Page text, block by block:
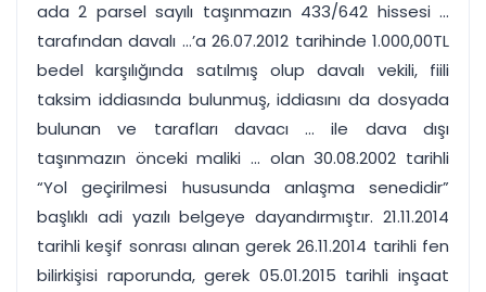
ada 2 parsel sayılı taşınmazın 433/642 hissesi ...
tarafından davalı ...’a 26.07.2012 tarihinde 1.000,00TL
bedel karşılığında satılmış olup davalı vekili, fiili
taksim iddiasında bulunmuş, iddiasını da dosyada
bulunan ve tarafları davacı ... ile dava dışı
taşınmazın önceki maliki ... olan 30.08.2002 tarihli
“Yol geçirilmesi hususunda anlaşma senedidir”
başlıklı adi yazılı belgeye dayandırmıştır. 21.11.2014
tarihli keşif sonrası alınan gerek 26.11.2014 tarihli fen
bilirkişisi raporunda, gerek 05.01.2015 tarihli inşaat